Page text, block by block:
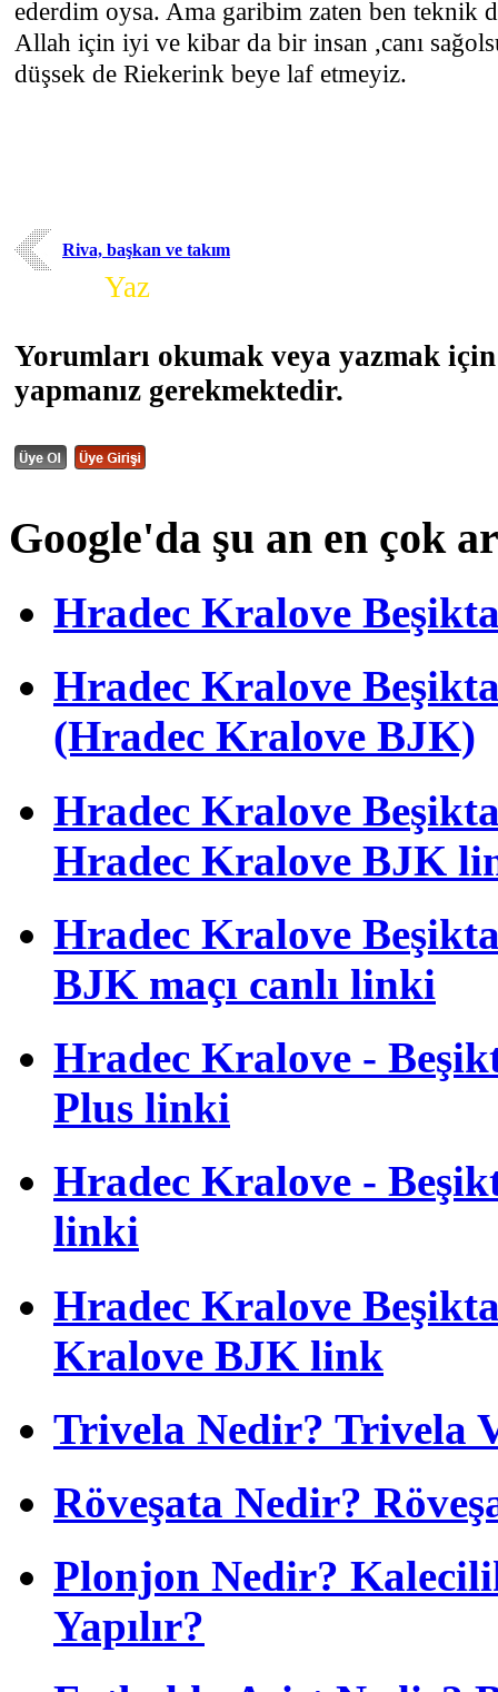
ederdim oysa. Ama garibim zaten ben teknik
Allah için iyi ve kibar da bir insan ,canı
düşsek de Riekerink beye laf etmeyiz.
Riva, başkan ve takım
Yaz
Yorumları okumak veya yazmak
yapmanız gerekmektedir.
Google'da şu an en çok
Hradec Kralove
Hradec Kralove
(Hradec Kralove BJK)
Hradec Kralove
Hradec Kralove BJK
Hradec Kralove
BJK maçı canlı linki
Hradec Kralove -
Plus linki
Hradec Kralove -
linki
Hradec Kralove
Kralove BJK link
Trivela Nedir? Trivela
Röveşata Nedir?
Plonjon Nedir?
Yapılır?